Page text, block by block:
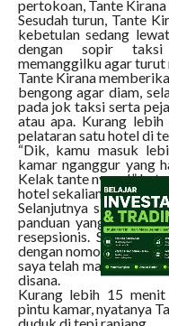
pertokoan, Tante
Sesudah turun, Tante
kebetulan sedang
dengan sopir taksi
memanggilku agar turut
Tante Kirana
bengong agar diam,
pada jok taksi serta
atau apa. Kurang
pelataran satu hotel di
“Dik, kamu masuk
kamar nganggur yang
Kelak tante nyusul,”
hotel sekalian 1/2
Selanjutnya saya
panduan yang berada
resepsionis. Serta
dengan nomor seperti
saya telah masuk ke
disana.
Kurang lebih 15
pintu kamar, nyatanya